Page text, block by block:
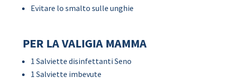
Evitare lo smalto sulle unghie
PER LA VALIGIA MAMMA
1 Salviette disinfettanti Seno
1 Salviette imbevute